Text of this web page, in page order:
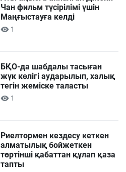
Чан фильм түсірілімі үшін
Маңғыстауға келді
1
БҚО-да шабдалы тасыған
жүк көлігі аударылып, халық
тегін жеміске таласты
1
Риелтормен кездесу кеткен
алматылық бойжеткен
төртінші қабаттан құлап қаза
тапты